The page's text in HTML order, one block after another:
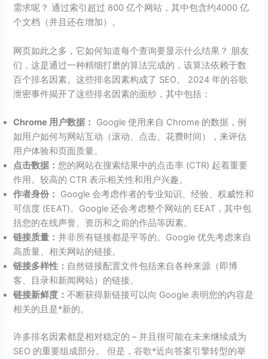
需求呢？ 通过索引超过 800 亿个网站，其中包含约4000 亿
个文档（并且还在增加）。
网页如此之多，它如何知道每个查询要显示什么结果？ 朋友
们，这是通过一种精细打磨的算法完成的，该算法依赖于数
百个排名因素。这些排名因素构成了 SEO。 2024 年的谷歌
泄密事件揭开了这些排名因素的面纱，其中包括：
Chrome 用户数据：
Google 使用来自 Chrome 的数据，例
如用户如何与网站互动（滚动、点击、花费时间），来评估
用户体验和页面质量。
点击数据：您的网站在搜索结果中的点击率 (CTR) 起着重要
作用。较高的 CTR 表示相关性和用户兴趣。
作者身份：
Google 会考虑作者的专业知识、经验、权威性和
可信度 (EEAT)。Google 还会考虑整个网站的 EEAT，其中包
括您的在线声誉、资历和之前的作品等因素。
链接质量： 并非所有链接都是平等的。Google 优先考虑来自
高质量、相关网站的链接。
链接多样性： 自然链接配置文件包括来自各种来源（即博
客、目录和新闻网站）的链接。
链接新鲜度：不断获得新链接可以向 Google 表明您的内容是
相关的且是*新的。
许多排名因素都是相对稳定的 – 并且很可能在未来继续成为
SEO 的重要组成部分。 但是，谷歌*近向答案引擎转型的举